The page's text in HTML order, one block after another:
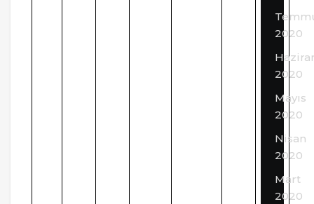
2020
2020
Mayıs
2020
Nisan
2020
Mart
2020